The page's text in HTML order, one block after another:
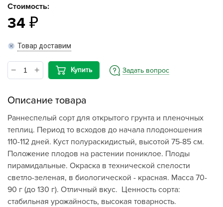
Стоимость:
34
Товар доставим
Купить Задать вопрос
Описание товара
Раннеспелый сорт для открытого грунта и пленочных
теплиц. Период то всходов до начала плодоношения
110-112 дней. Куст полураскидистый, высотой 75-85 см.
Положение плодов на растении пониклое. Плоды
пирамидальные. Окраска в технической спелости
светло-зеленая, в биологической - красная. Масса 70-
90 г (до 130 г). Отличный вкус. Ценность сорта:
стабильная урожайность, высокая товарность.